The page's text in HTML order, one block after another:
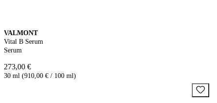
VALMONT
Vital B Serum
Serum
273,00 €
30 ml (910,00 € / 100 ml)